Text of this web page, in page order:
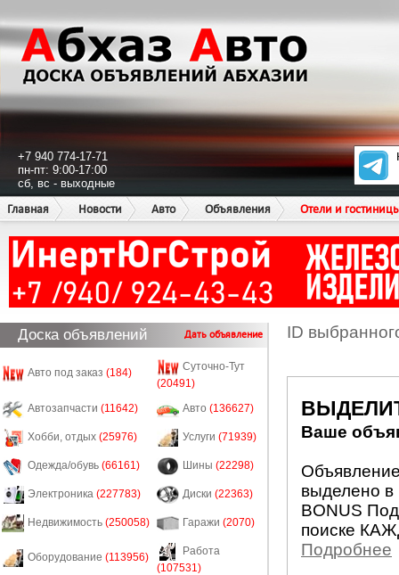
+7 940 774-17-71
пн-пт: 9:00-17:00
сб, вс - выходные
Главная
Новости Авто Объявления Отели и
Доска объявлений Дать объявление
Авто под заказ (184)
Суточно-Тут
(20491)
Автозапчасти (11642) Авто (136627)
Хобби, отдых (25976) Услуги (71939)
Одежда/обувь (66161) Шины (22298)
Электроника (227783) Диски (22363)
Недвижимость (250058) Гаражи (2070)
Оборудование (113956)
Работа
(107531)
ID
Ваше
выделено в
BONUS
поиске
Подробнее